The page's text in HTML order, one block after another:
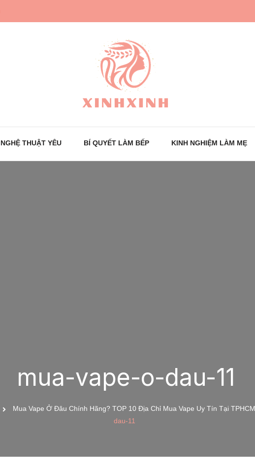
XinhXinh
Trang tin tức cho phái đẹp
NGHỆ THUẬT YÊU BÍ QUYẾT LÀM BẾP KINH NGHIỆM LÀM MẸ
mua-vape-o-dau-11
Mua Vape Ở Đâu Chính Hãng? TOP 10 Địa Chỉ Mua Vape Uy Tín Tại TPHCM
dau-11